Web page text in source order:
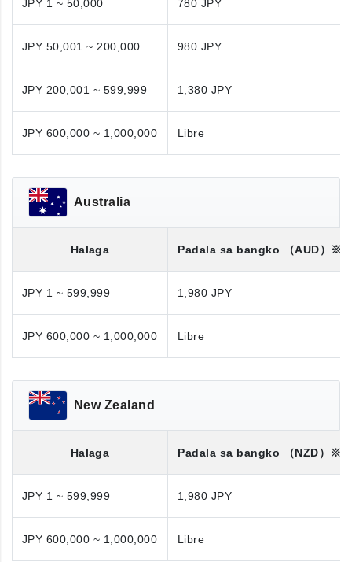
JPY 1 ~ 50,000 780 JPY
JPY 50,001 ~ 200,000 980 JPY
JPY 200,001 ~ 599,999 1,380 JPY
JPY 600,000 ~ 1,000,000 Libre
Australia
Halaga Padala sa bangko （AUD）※
JPY 1 ~ 599,999 1,980 JPY
JPY 600,000 ~ 1,000,000 Libre
New Zealand
Halaga Padala sa bangko （NZD）※
JPY 1 ~ 599,999 1,980 JPY
JPY 600,000 ~ 1,000,000 Libre